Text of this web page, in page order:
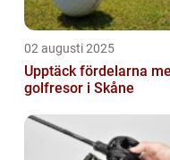
02 augusti 2025
Upptäck fördelarna
golfresor i Skåne